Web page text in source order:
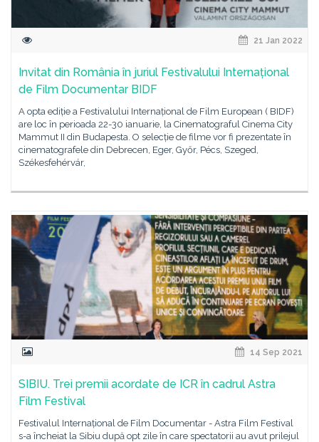
21 Jan 2022
Invitat din România în juriul Festivalului Internațional
de Film Documentar BIDF
A opta ediție a Festivalului Internațional de Film European ( BIDF)
are loc în perioada 22-30 ianuarie, la Cinematograful Cinema City
Mammut II din Budapesta. O selecție de filme vor fi prezentate în
cinematografele din Debrecen, Eger, Győr, Pécs, Szeged,
Székesfehérvár,
14 Sep 2021
SIBIU. Trei premii acordate de ICR în cadrul Astra
Film Festival
Festivalul Internațional de Film Documentar - Astra Film Festival
s-a încheiat la Sibiu după opt zile în care spectatorii au avut prilejul